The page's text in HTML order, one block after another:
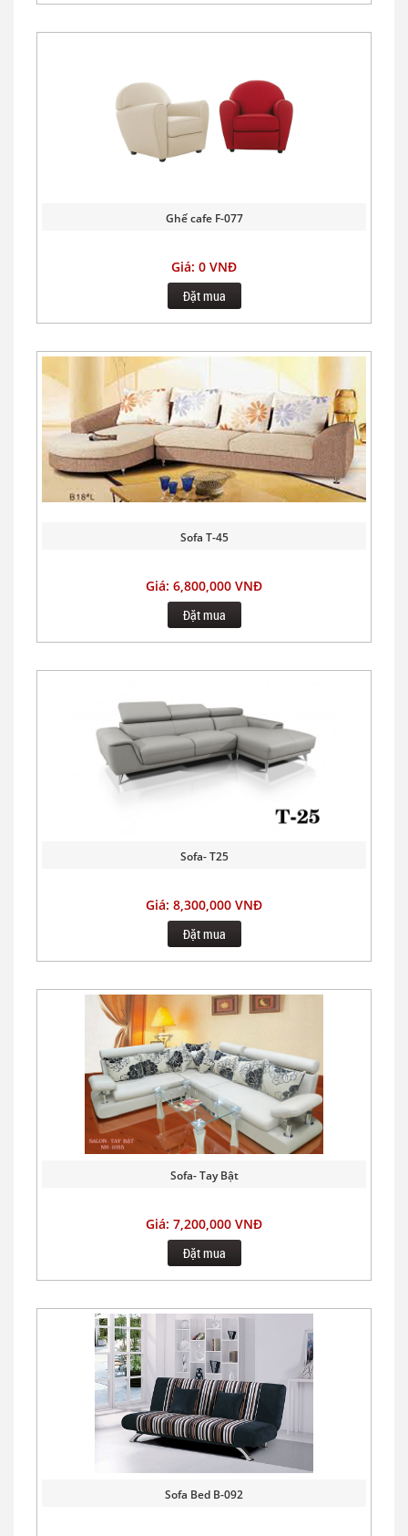
Ghế cafe F-077
Giá: 0 VNĐ
Đặt mua
Sofa T-45
Giá: 6,800,000 VNĐ
Đặt mua
Sofa- T25
Giá: 8,300,000 VNĐ
Đặt mua
Sofa- Tay Bật
Giá: 7,200,000 VNĐ
Đặt mua
Sofa Bed B-092